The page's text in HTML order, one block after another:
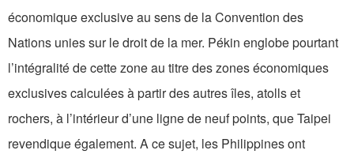
économique exclusive au sens de la Convention des
Nations unies sur le droit de la mer. Pékin englobe pourtant
l’intégralité de cette zone au titre des zones économiques
exclusives calculées à partir des autres îles, atolls et
rochers, à l’intérieur d’une ligne de neuf points, que Taipei
revendique également. A ce sujet, les Philippines ont